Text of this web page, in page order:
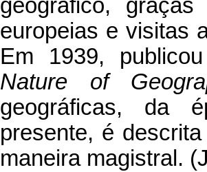
geográfico,
europeias e visitas
Em 1939,
Nature of
geográficas, da
presente, é
maneira magistral.